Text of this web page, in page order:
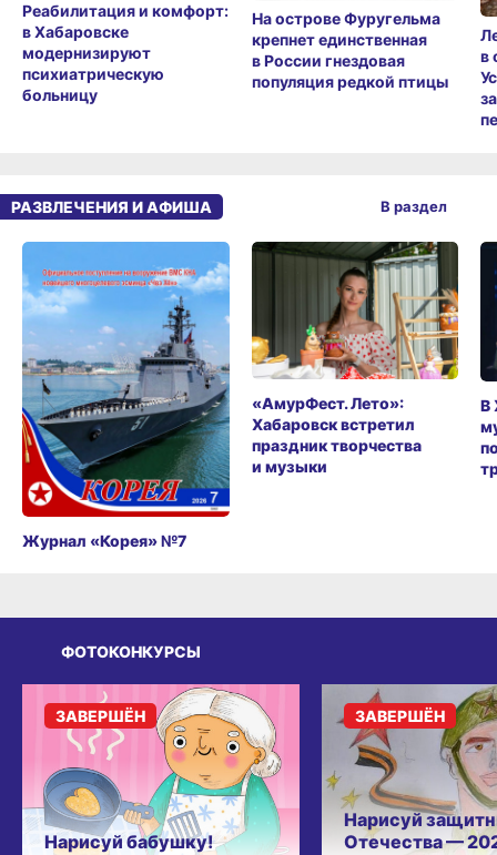
Реабилитация и комфорт:
в Хабаровске
модернизируют
психиатрическую
больницу
На острове Фуругельма
крепнет единственная
в России гнездовая
популяция редкой птицы
в
РАЗВЛЕЧЕНИЯ И АФИША
Журнал «Корея» №7
«АмурФест. Лето»:
Хабаровск встретил
праздник творчества
и музыки
В
В раздел
ФОТОКОНКУРСЫ
Нарисуй бабушку!
ЗАВЕРШЁН
Нарисуй
Отечества —
ЗАВЕРШЁН